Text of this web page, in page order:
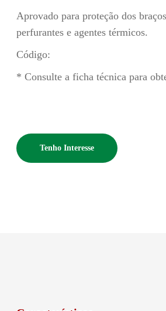
Aprovado para proteção dos
perfurantes e agentes térmicos.
Código:
* Consulte a ficha técnica para
Tenho Interesse